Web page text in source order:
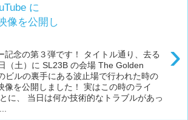
に
像を公開し
›
記念の第３弾です！ タイトル通り、去る
（土）に SL23B の会場 The Golden
ビルの裏手にある波止場で行われた時の
像を公開しました！ 実はこの時のライ
に、 当日は何か技術的なトラブルがあっ